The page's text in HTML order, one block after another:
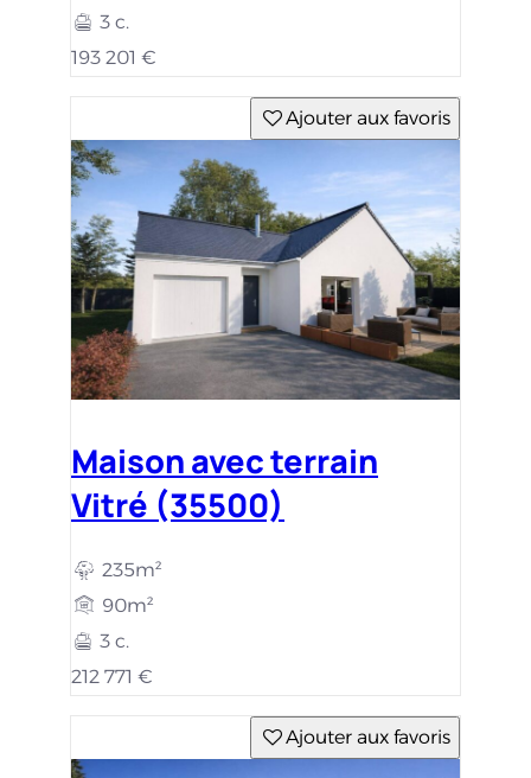
3 c.
193 201 €
Ajouter aux favoris
Maison avec terrain
Vitré (35500)
235m²
90m²
3 c.
212 771 €
Ajouter aux favoris